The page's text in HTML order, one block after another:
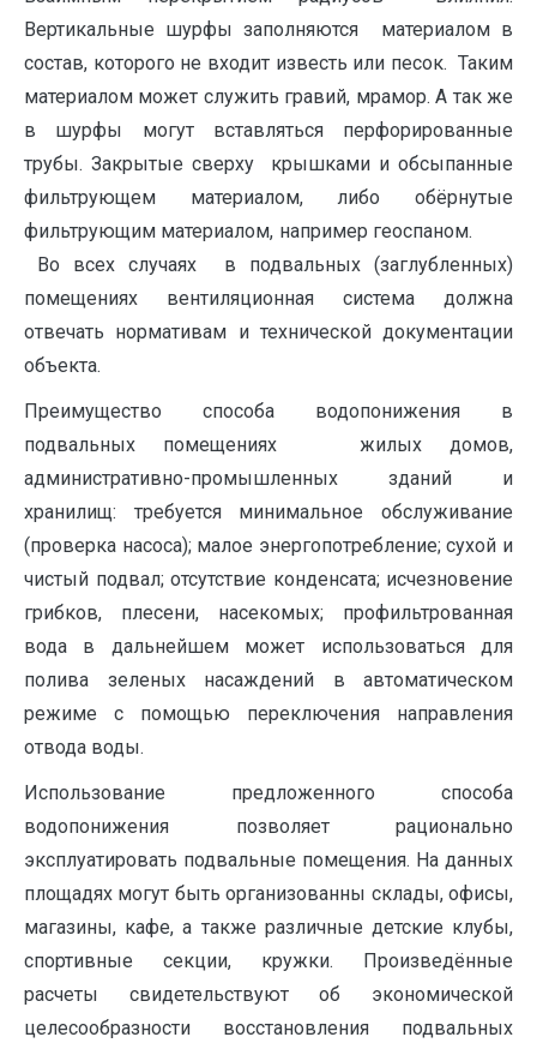
Вертикальные шурфы заполняются материалом в
состав, которого не входит известь или песок. Таким
материалом может служить гравий, мрамор. А так же
в шурфы могут вставляться перфорированные
трубы. Закрытые сверху крышками и обсыпанные
фильтрующем материалом, либо обёрнутые
фильтрующим материалом, например геоспаном.
Во всех случаях в подвальных (заглубленных)
помещениях вентиляционная система должна
отвечать нормативам и технической документации
объекта.
Преимущество способа водопонижения в
подвальных помещениях жилых домов,
административно-промышленных зданий и
хранилищ: требуется минимальное обслуживание
(проверка насоса); малое энергопотребление; сухой и
чистый подвал; отсутствие конденсата; исчезновение
грибков, плесени, насекомых; профильтрованная
вода в дальнейшем может использоваться для
полива зеленых насаждений в автоматическом
режиме с помощью переключения направления
отвода воды.
Использование предложенного способа
водопонижения позволяет рационально
эксплуатировать подвальные помещения. На данных
площадях могут быть организованны склады, офисы,
магазины, кафе, а также различные детские клубы,
спортивные секции, кружки. Произведённые
расчеты свидетельствуют об экономической
целесообразности восстановления подвальных